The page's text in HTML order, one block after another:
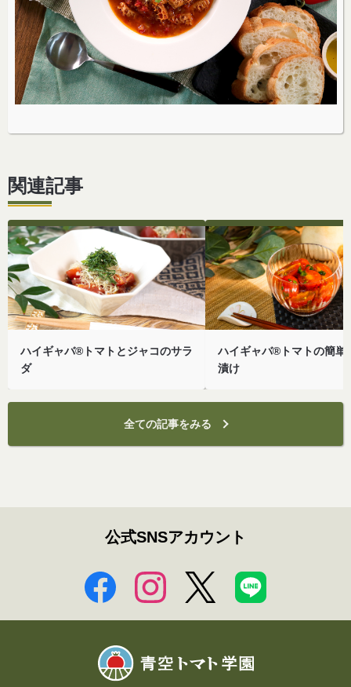
関連記事
ハイギャバ®トマトとジャコのサラ
ダ
ハイギャバ®トマトの簡単
漬け
全ての記事をみる
公式SNSアカウント